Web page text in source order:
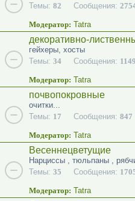
Темы: 82 Сообщения:
Модератор: Tatra
декоративно-
гейхеры, хосты
Темы: 34 Сообщения:
Модератор: Tatra
почвопокровные
очитки...
Темы: 17 Сообщения: 847
Модератор: Tatra
Весеннецветущие
Нарциссы , тюльпаны ,
Темы: 35 Сообщения:
Модератор: Tatra